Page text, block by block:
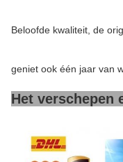
Beloofde kwaliteit, de
geniet ook één jaar van
Het verschepen